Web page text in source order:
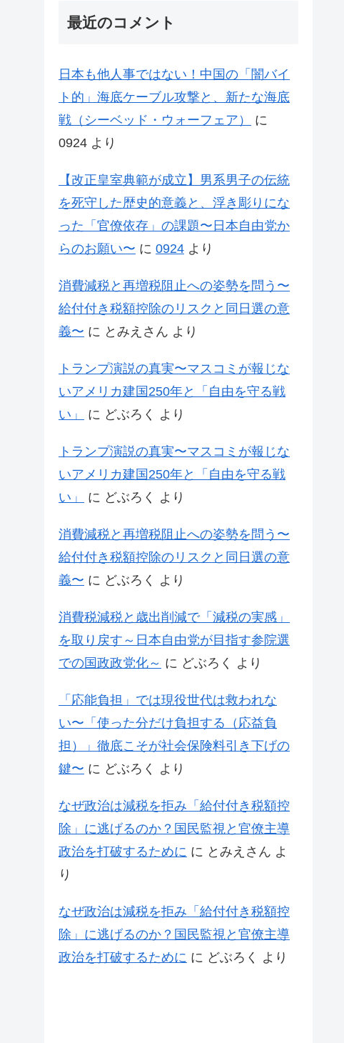
最近のコメント
日本も他人事ではない！中国の「闇バイ
ト的」海底ケーブル攻撃と、新たな海底
戦（シーベッド・ウォーフェア）
に
0924 より
【改正皇室典範が成立】男系男子の伝統
を死守した歴史的意義と、浮き彫りにな
った「官僚依存」の課題〜日本自由党か
らのお願い〜 に 0924 より
消費減税と再増税阻止への姿勢を問う〜
給付付き税額控除のリスクと同日選の意
義〜 に とみえさん より
トランプ演説の真実〜マスコミが報じな
いアメリカ建国250年と「自由を守る戦
い」
に どぶろく より
トランプ演説の真実〜マスコミが報じな
いアメリカ建国250年と「自由を守る戦
い」
に どぶろく より
消費減税と再増税阻止への姿勢を問う〜
給付付き税額控除のリスクと同日選の意
義〜 に どぶろく より
消費税減税と歳出削減で「減税の実感」
を取り戻す～日本自由党が目指す参院選
での国政政党化～ に どぶろく より
「応能負担」では現役世代は救われな
い〜「使った分だけ負担する（応益負
担）」徹底こそが社会保険料引き下げの
鍵〜 に どぶろく より
なぜ政治は減税を拒み「給付付き税額控
除」に逃げるのか？国民監視と官僚主導
政治を打破するために に とみえさん よ
り
なぜ政治は減税を拒み「給付付き税額控
除」に逃げるのか？国民監視と官僚主導
政治を打破するために に どぶろく より